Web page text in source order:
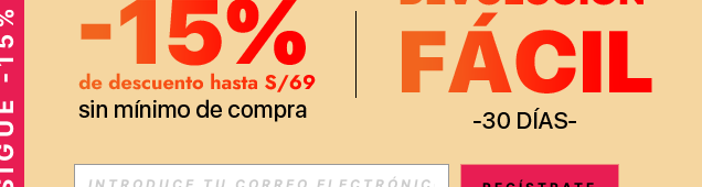
EN APP
PARA RECIBIR OFERTAS EXCLUSIVAS, PROMOCIONES Y NOTICIAS DE SHEIN
-15%